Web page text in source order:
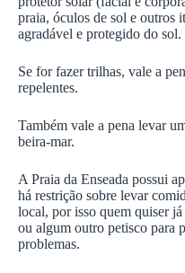
praia, óculos de sol e outros
agradável e protegido do sol.
Se for fazer trilhas, vale a
repelentes.
Também vale a pena levar
beira-mar.
A Praia da Enseada possui
há restrição sobre levar
local, por isso quem quiser
ou algum outro petisco para
problemas.